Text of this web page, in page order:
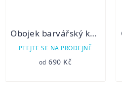
Obojek barvářský kožený podšitý
PTEJTE SE NA PRODEJNĚ
od 690 Kč